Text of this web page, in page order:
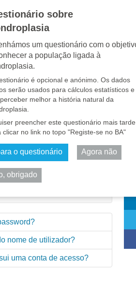
sobre
um questionário com o
a população ligada à
é opcional e anónimo. Os dados
serão usados para cálculos estatísticos e
melhor a história natural da
preencher este questionário mais
clicar no link no topo "Registe-se no BA"
o questionário Agora não
obrigado
EN
utilizador*
Senha *
me
nome de utilizador?
uma conta de acesso?